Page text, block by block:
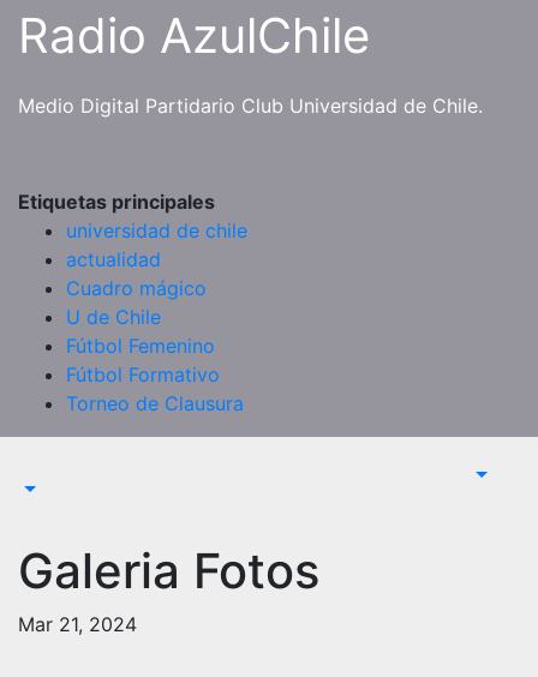
SaltarRadio AzulChile
Medio Digital Partidario Club Universidad de Chile.
Etiquetas principales
universidad de chile
actualidad
Cuadro mágico
U de Chile
Fútbol Femenino
Fútbol Formativo
Torneo de Clausura
Galeria Fotos
Mar 21, 2024